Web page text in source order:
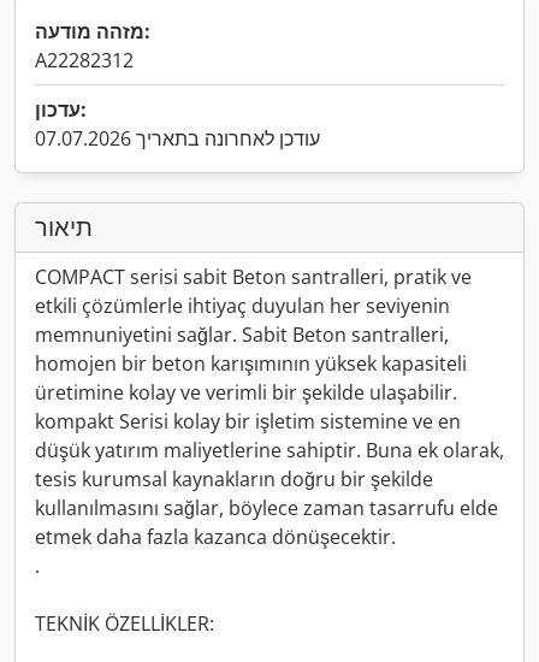
מזהה מודעה:
A22282312
עדכון:
עודכן לאחרונה בתאריך 07.07.2026
תיאור
COMPACT serisi sabit Beton santralleri, pratik ve
etkili çözümlerle ihtiyaç duyulan her seviyenin
memnuniyetini sağlar. Sabit Beton santralleri,
homojen bir beton karışımının yüksek kapasiteli
üretimine kolay ve verimli bir şekilde ulaşabilir.
kompakt Serisi kolay bir işletim sistemine ve en
düşük yatırım maliyetlerine sahiptir. Buna ek olarak,
tesis kurumsal kaynakların doğru bir şekilde
kullanılmasını sağlar, böylece zaman tasarrufu elde
etmek daha fazla kazanca dönüşecektir.
.
TEKNİK ÖZELLİKLER: